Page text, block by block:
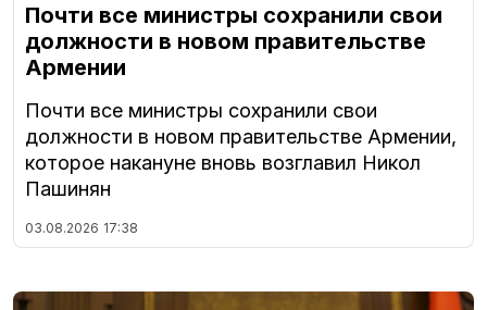
Почти все министры сохранили свои
должности в новом правительстве
Армении
Почти все министры сохранили свои
должности в новом правительстве Армении,
которое накануне вновь возглавил Никол
Пашинян
03.08.2026 17:38